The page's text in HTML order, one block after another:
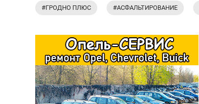
#ГРОДНО ПЛЮС #АСФАЛЬТИРОВАНИЕ